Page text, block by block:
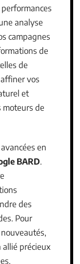
analyse
campagnes
de
de
vos
et
moteurs de
en
BARD.
des
Pour
allié précieux